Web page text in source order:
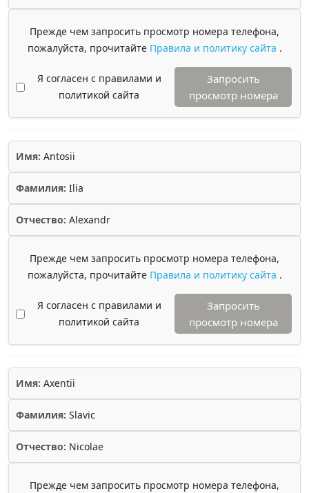
Прежде чем запросить просмотр номера телефона,
пожалуйста, прочитайте Правила и политику сайта .
Я согласен с правилами и
политикой сайта
Запросить
просмотр номера
Имя: Antosii
Фамилия: Ilia
Отчество: Alexandr
Прежде чем запросить просмотр номера телефона,
пожалуйста, прочитайте Правила и политику сайта .
Я согласен с правилами и
политикой сайта
Запросить
просмотр номера
Имя: Axentii
Фамилия: Slavic
Отчество: Nicolae
Прежде чем запросить просмотр номера телефона,